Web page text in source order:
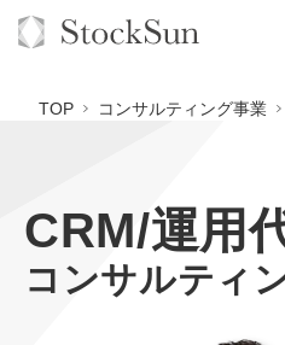
オーダーメイド支援
TOP
BPO支援
TOP コンサルティング事業
CRM/運用
コンサルティ